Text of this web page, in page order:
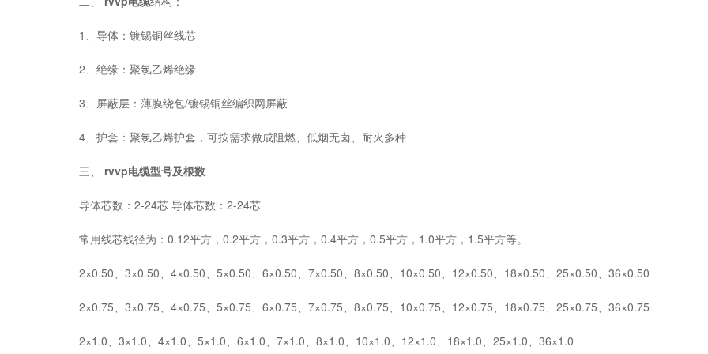
1、导体：镀锡铜丝线芯
2、绝缘：聚氯乙烯绝缘
3、屏蔽层：薄膜绕包/镀锡铜丝编织网屏蔽
4、护套：聚氯乙烯护套，可按需求做成阻燃、低烟无卤、耐火多种
三、 rvvp电缆型号及根数
导体芯数：2-24芯 导体芯数：2-24芯
常用线芯线径为：0.12平方，0.2平方，0.3平方，0.4平方，0.5平方，1.0平方，1.5平方等。
2×0.50、3×0.50、4×0.50、5×0.50、6×0.50、7×0.50、8×0.50、10×0.50、12×0.50、18×0.50、25×0.50、36×0.50
2×0.75、3×0.75、4×0.75、5×0.75、6×0.75、7×0.75、8×0.75、10×0.75、12×0.75、18×0.75、25×0.75、36×0.75
2×1.0、3×1.0、4×1.0、5×1.0、6×1.0、7×1.0、8×1.0、10×1.0、12×1.0、18×1.0、25×1.0、36×1.0